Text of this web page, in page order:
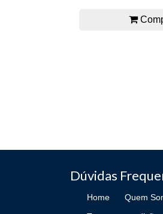
Dúvidas
Home Quem